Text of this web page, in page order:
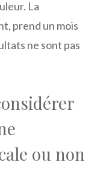
La
prend un mois
ne sont pas
ou non